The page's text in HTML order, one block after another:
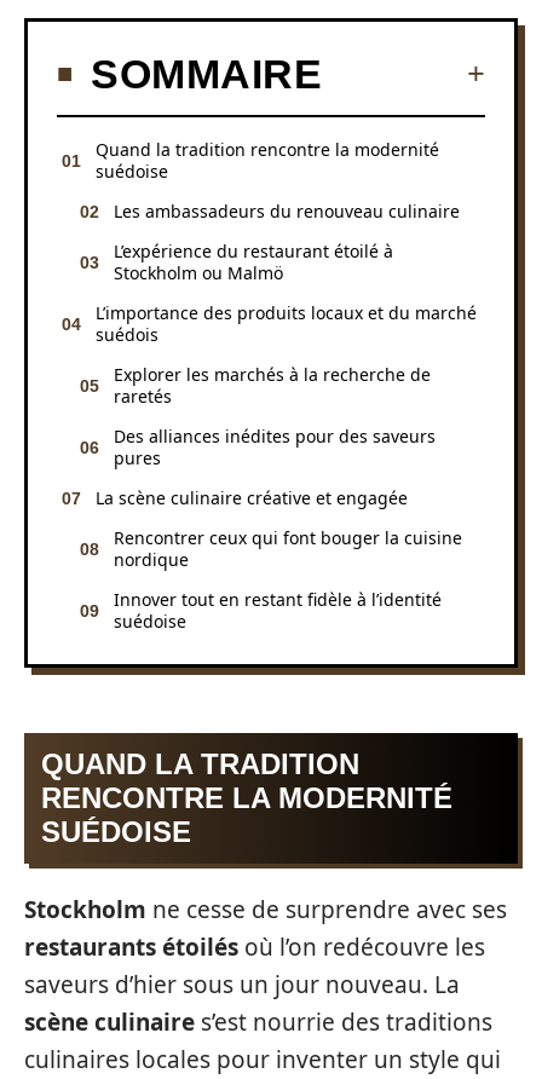
SOMMAIRE
Quand la tradition rencontre la modernité
suédoise
Les ambassadeurs du renouveau culinaire
L’expérience du restaurant étoilé à
Stockholm ou Malmö
L’importance des produits locaux et du marché
suédois
Explorer les marchés à la recherche de
raretés
Des alliances inédites pour des saveurs
pures
La scène culinaire créative et engagée
Rencontrer ceux qui font bouger la cuisine
nordique
Innover tout en restant fidèle à l’identité
suédoise
QUAND LA TRADITION
RENCONTRE LA MODERNITÉ
SUÉDOISE
Stockholm ne cesse de surprendre avec ses
restaurants étoilés où l’on redécouvre les
saveurs d’hier sous un jour nouveau. La
scène culinaire s’est nourrie des traditions
culinaires locales pour inventer un style qui